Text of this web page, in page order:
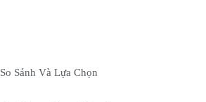
So Sánh Và Lựa Chọn